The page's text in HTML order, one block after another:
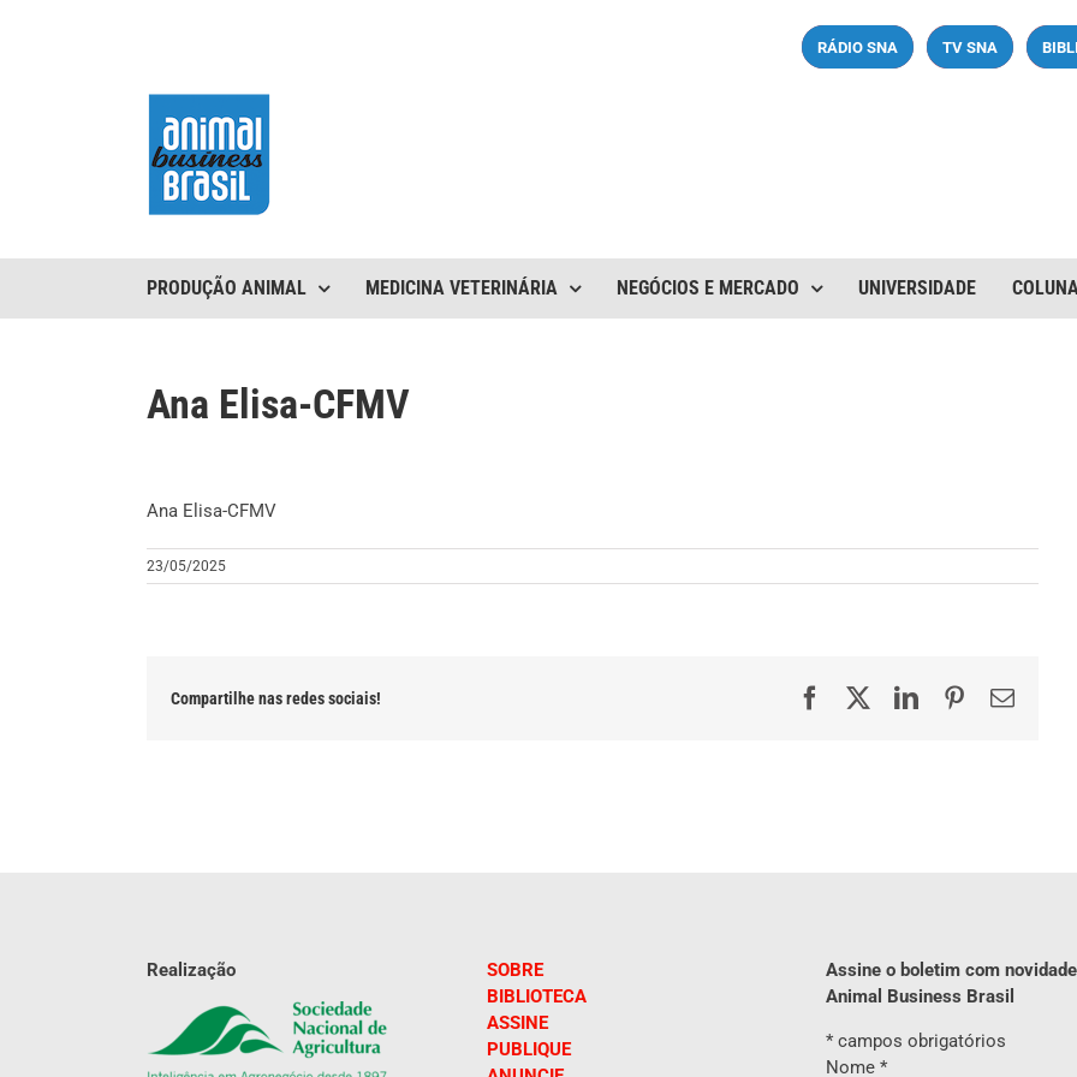
RÁDIO SNA TV SNA
PRODUÇÃO ANIMAL MEDICINA VETERINÁRIA NEGÓCIOS E MERCADO UNIVERSIDADE
Ana Elisa-CFMV
Ana Elisa-CFMV
23/05/2025
Compartilhe nas redes sociais! FacebookLinkedInPinterest
E-
Realização
SOBRE
BIBLIOTECA
ASSINE
PUBLIQUE
Assine o boletim com
Animal Business Brasil
* campos obrigatórios
Nome *